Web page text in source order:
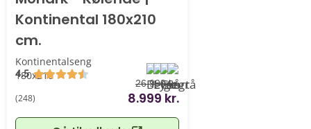
Kontinental 180x210
cm.
Kontinentalseng
180x210
4.5
(248)
26.999 kr.
8.999 kr.